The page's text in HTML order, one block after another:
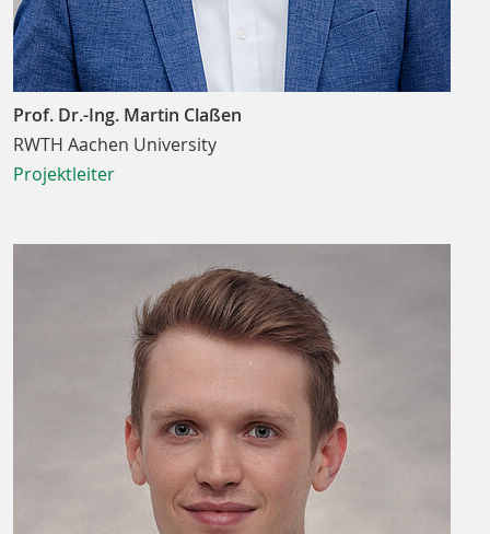
Prof. Dr.-Ing. Martin Claßen
RWTH Aachen University
Projektleiter